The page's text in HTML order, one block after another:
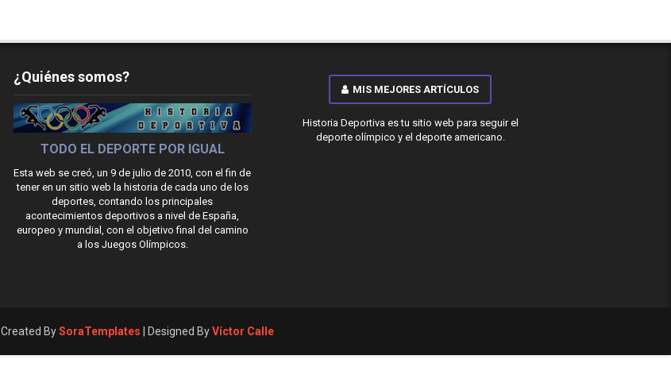
¿Quiénes somos?
TODO EL DEPORTE POR IGUAL
Esta web se creó, un 9 de julio de 2010, con el fin de
tener en un sitio web la historia de cada uno de los
deportes, contando los principales
acontecimientos deportivos a nivel de España,
europeo y mundial, con el objetivo final del camino
a los Juegos Olímpicos.
MIS MEJORES ARTÍCULOS
Historia Deportiva es tu sitio web para seguir el
deporte olímpico y el deporte americano.
Created BySoraTemplates | Designed ByVíctor Calle